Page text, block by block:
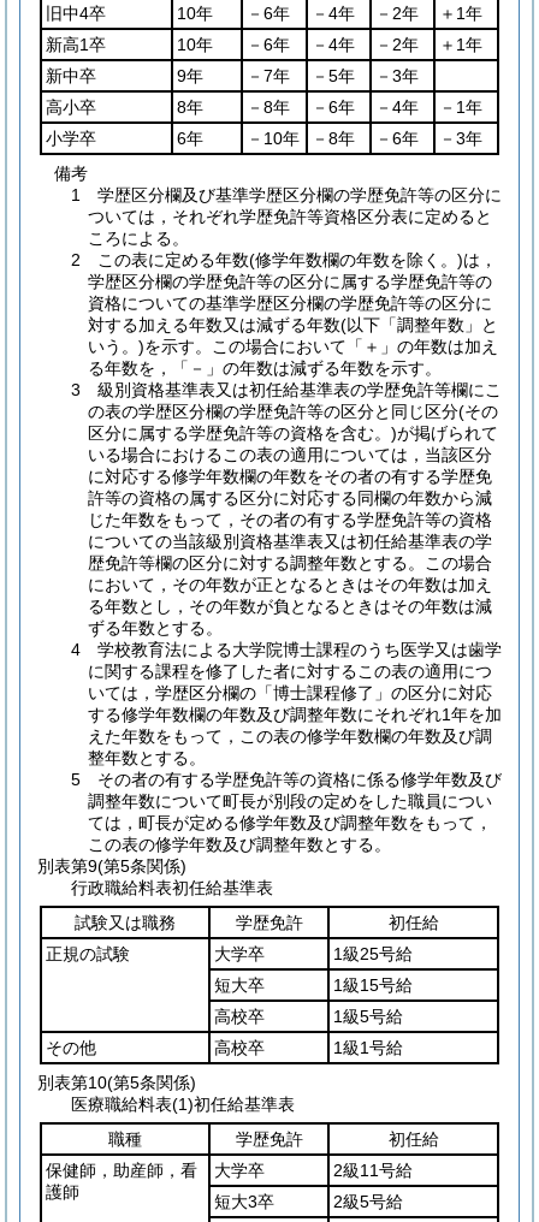
旧中4卒
10年 －6年 －4年 －2年
＋1年
新高1卒
10年 －6年 －4年 －2年
＋1年
新中卒
9年 －7年 －5年
－3年
高小卒
8年 －8年 －6年 －4年
－1年
小学卒
6年 －10年 －8年 －6年
－3年
備考
1 学歴区分欄及び基準学歴区分欄の学歴免許等の区分に
ついては，それぞれ学歴免許等資格区分表に定めると
ころによる。
2 この表に定める年数(修学年数欄の年数を除く。)は，
学歴区分欄の学歴免許等の区分に属する学歴免許等の
資格についての基準学歴区分欄の学歴免許等の区分に
対する加える年数又は減ずる年数(以下「調整年数」と
いう。)を示す。この場合において「＋」の年数は加え
る年数を，「－」の年数は減ずる年数を示す。
3 級別資格基準表又は初任給基準表の学歴免許等欄にこ
の表の学歴区分欄の学歴免許等の区分と同じ区分(その
区分に属する学歴免許等の資格を含む。)が掲げられて
いる場合におけるこの表の適用については，当該区分
に対応する修学年数欄の年数をその者の有する学歴免
許等の資格の属する区分に対応する同欄の年数から減
じた年数をもって，その者の有する学歴免許等の資格
についての当該級別資格基準表又は初任給基準表の学
歴免許等欄の区分に対する調整年数とする。この場合
において，その年数が正となるときはその年数は加え
る年数とし，その年数が負となるときはその年数は減
ずる年数とする。
4 学校教育法による大学院博士課程のうち医学又は歯学
に関する課程を修了した者に対するこの表の適用につ
いては，学歴区分欄の「博士課程修了」の区分に対応
する修学年数欄の年数及び調整年数にそれぞれ1年を加
えた年数をもって，この表の修学年数欄の年数及び調
整年数とする。
5 その者の有する学歴免許等の資格に係る修学年数及び
調整年数について町長が別段の定めをした職員につい
ては，町長が定める修学年数及び調整年数をもって，
この表の修学年数及び調整年数とする。
別表第9(第5条関係)
行政職給料表初任給基準表
試験又は職務
学歴免許
初任給
正規の試験
大学卒
1級25号給
短大卒
1級15号給
高校卒
1級5号給
その他
高校卒
1級1号給
別表第10(第5条関係)
医療職給料表(1)初任給基準表
職種
学歴免許
初任給
保健師，助産師，看
護師
大学卒
2級11号給
短大3卒
2級5号給